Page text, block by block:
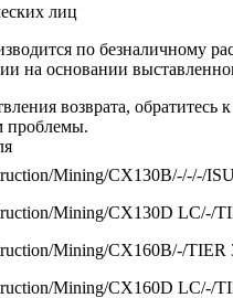
лиц
по безналичному
на основании
возврата,
проблемы.
Mining/CX130B/-/-/-/
Mining/CX130D LC/-/
Mining/CX160B/-/
Mining/CX160D LC/-/